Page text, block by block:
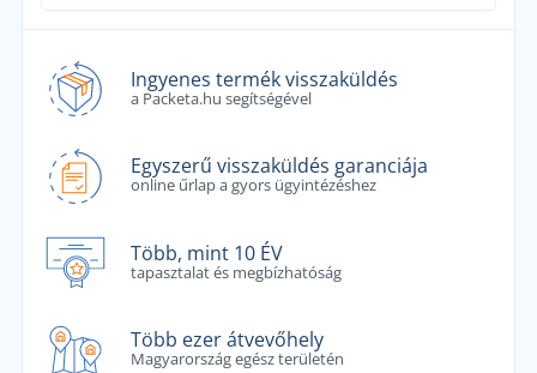
Ingyenes termék visszaküldés
a Packeta.hu segítségével
Egyszerű visszaküldés garanciája
online űrlap a gyors ügyintézéshez
Több, mint 10 ÉV
tapasztalat és megbízhatóság
Több ezer átvevőhely
Magyarország egész területén